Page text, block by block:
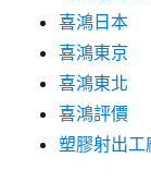
喜鴻日本
喜鴻東京
喜鴻東北
喜鴻評價
塑膠射出工